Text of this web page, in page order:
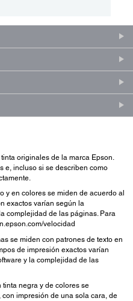
originales de la marca Epson.
e, incluso si se describen como
y en colores se miden de acuerdo al
exactos varían según la
complejidad de las páginas. Para
velocidad
se miden con patrones de texto en
de impresión exactos varían
y la complejidad de las
negra y de colores se
impresión de una sola cara, de